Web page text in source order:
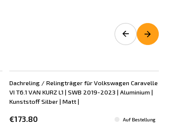
Dachreling / Relingträger für Volkswagen Caravelle
VI T6.1 VAN KURZ L1 | SWB 2019-2023 | Aluminium |
Kunststoff Silber | Matt |
€173.80 Auf Bestellung